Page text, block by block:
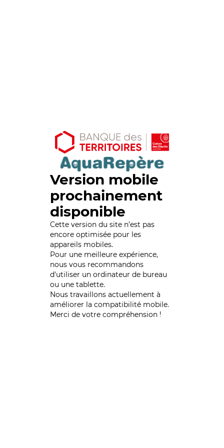
Version mobile
prochainement
disponible
Cette version du site n’est pas
encore optimisée pour les
appareils mobiles.
Pour une meilleure expérience,
nous vous recommandons
d'utiliser un ordinateur de bureau
ou une tablette.
Nous travaillons actuellement à
améliorer la compatibilité mobile.
Merci de votre compréhension !